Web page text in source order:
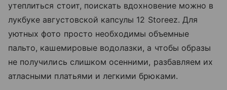
утеплиться стоит, поискать вдохновение можно в
лукбуке августовской капсулы 12 Storeez. Для
уютных фото просто необходимы объемные
пальто, кашемировые водолазки, а чтобы образы
не получились слишком осенними, разбавляем их
атласными платьями и легкими брюками.